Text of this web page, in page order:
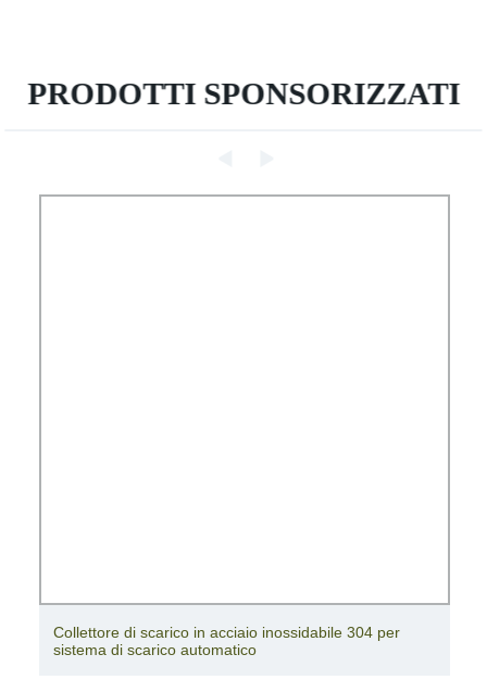
PRODOTTI SPONSORIZZATI
Collettore di scarico in acciaio inossidabile 304 per
sistema di scarico automatico